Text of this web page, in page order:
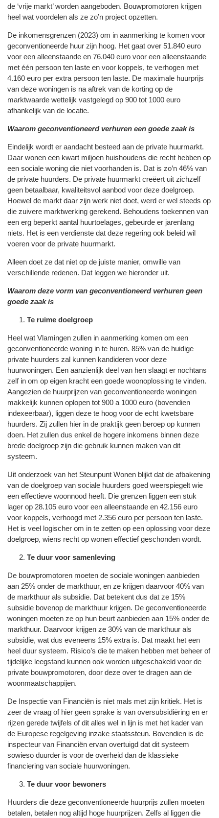
de ‘vrije markt’ worden aangeboden. Bouwpromotoren krijgen
heel wat voordelen als ze zo’n project opzetten.
De inkomensgrenzen (2023) om in aanmerking te komen voor
geconventioneerde huur zijn hoog. Het gaat over 51.840 euro
voor een alleenstaande en 76.040 euro voor een alleenstaande
met één persoon ten laste en voor koppels, te verhogen met
4.160 euro per extra persoon ten laste. De maximale huurprijs
van deze woningen is na aftrek van de korting op de
marktwaarde wettelijk vastgelegd op 900 tot 1000 euro
afhankelijk van de locatie.
Waarom geconventioneerd verhuren een goede zaak is
Eindelijk wordt er aandacht besteed aan de private huurmarkt.
Daar wonen een kwart miljoen huishoudens die recht hebben op
een sociale woning die niet voorhanden is. Dat is zo’n 46% van
de private huurders. De private huurmarkt creëert uit zichzelf
geen betaalbaar, kwaliteitsvol aanbod voor deze doelgroep.
Hoewel de markt daar zijn werk niet doet, werd er wel steeds op
die zuivere marktwerking gerekend. Behoudens toekennen van
een erg beperkt aantal huurtoelages, gebeurde er jarenlang
niets. Het is een verdienste dat deze regering ook beleid wil
voeren voor de private huurmarkt.
Alleen doet ze dat niet op de juiste manier, omwille van
verschillende redenen. Dat leggen we hieronder uit.
Waarom deze vorm van geconventioneerd verhuren geen
goede zaak is
Te ruime doelgroep
Heel wat Vlamingen zullen in aanmerking komen om een
geconventioneerde woning in te huren. 85% van de huidige
private huurders zal kunnen kandideren voor deze
huurwoningen. Een aanzienlijk deel van hen slaagt er nochtans
zelf in om op eigen kracht een goede woonoplossing te vinden.
Aangezien de huurprijzen van geconventioneerde woningen
makkelijk kunnen oplopen tot 900 a 1000 euro (bovendien
indexeerbaar), liggen deze te hoog voor de echt kwetsbare
huurders. Zij zullen hier in de praktijk geen beroep op kunnen
doen. Het zullen dus enkel de hogere inkomens binnen deze
brede doelgroep zijn die gebruik kunnen maken van dit
systeem.
Uit onderzoek van het Steunpunt Wonen blijkt dat de afbakening
van de doelgroep van sociale huurders goed weerspiegelt wie
een effectieve woonnood heeft. Die grenzen liggen een stuk
lager op 28.105 euro voor een alleenstaande en 42.156 euro
voor koppels, verhoogd met 2.356 euro per persoon ten laste.
Het is veel logischer om in te zetten op een oplossing voor deze
doelgroep, wiens recht op wonen effectief geschonden wordt.
Te duur voor samenleving
De bouwpromotoren moeten de sociale woningen aanbieden
aan 25% onder de markthuur, en ze krijgen daarvoor 40% van
de markthuur als subsidie. Dat betekent dus dat ze 15%
subsidie bovenop de markthuur krijgen. De geconventioneerde
woningen moeten ze op hun beurt aanbieden aan 15% onder de
markthuur. Daarvoor krijgen ze 30% van de markthuur als
subsidie, wat dus eveneens 15% extra is. Dat maakt het een
heel duur systeem. Risico’s die te maken hebben met beheer of
tijdelijke leegstand kunnen ook worden uitgeschakeld voor de
private bouwpromotoren, door deze over te dragen aan de
woonmaatschappijen.
De Inspectie van Financiën is niet mals met zijn kritiek. Het is
zeer de vraag of hier geen sprake is van oversubsidiëring en er
rijzen gerede twijfels of dit alles wel in lijn is met het kader van
de Europese regelgeving inzake staatssteun. Bovendien is de
inspecteur van Financiën ervan overtuigd dat dit systeem
sowieso duurder is voor de overheid dan de klassieke
financiering van sociale huurwoningen.
Te duur voor bewoners
Huurders die deze geconventioneerde huurprijs zullen moeten
betalen, betalen nog altijd hoge huurprijzen. Zelfs al liggen die